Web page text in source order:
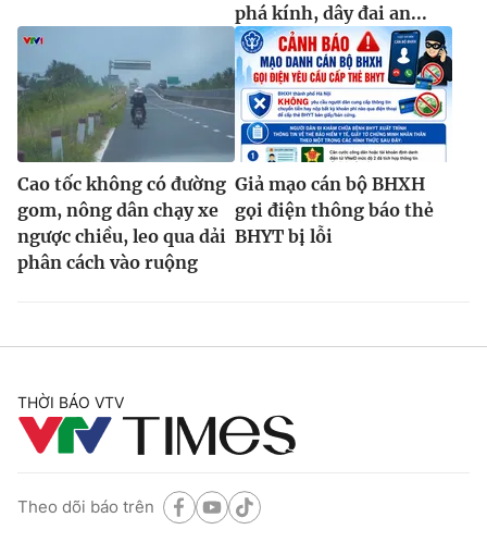
phá kính, dây đai an...
Cao tốc không có đường
gom, nông dân chạy xe
ngược chiều, leo qua dải
phân cách vào ruộng
Giả mạo cán bộ BHXH
gọi điện thông báo thẻ
BHYT bị lỗi
THỜI BÁO VTV
Theo dõi báo trên